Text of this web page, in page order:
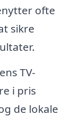
ofte
sikre
TV-
i pris
de lokale